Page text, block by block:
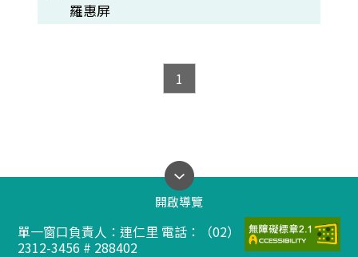
羅惠屏
1
開啟導覽
單一窗口負責人：連仁里 電話：（02）
2312-3456 # 288402